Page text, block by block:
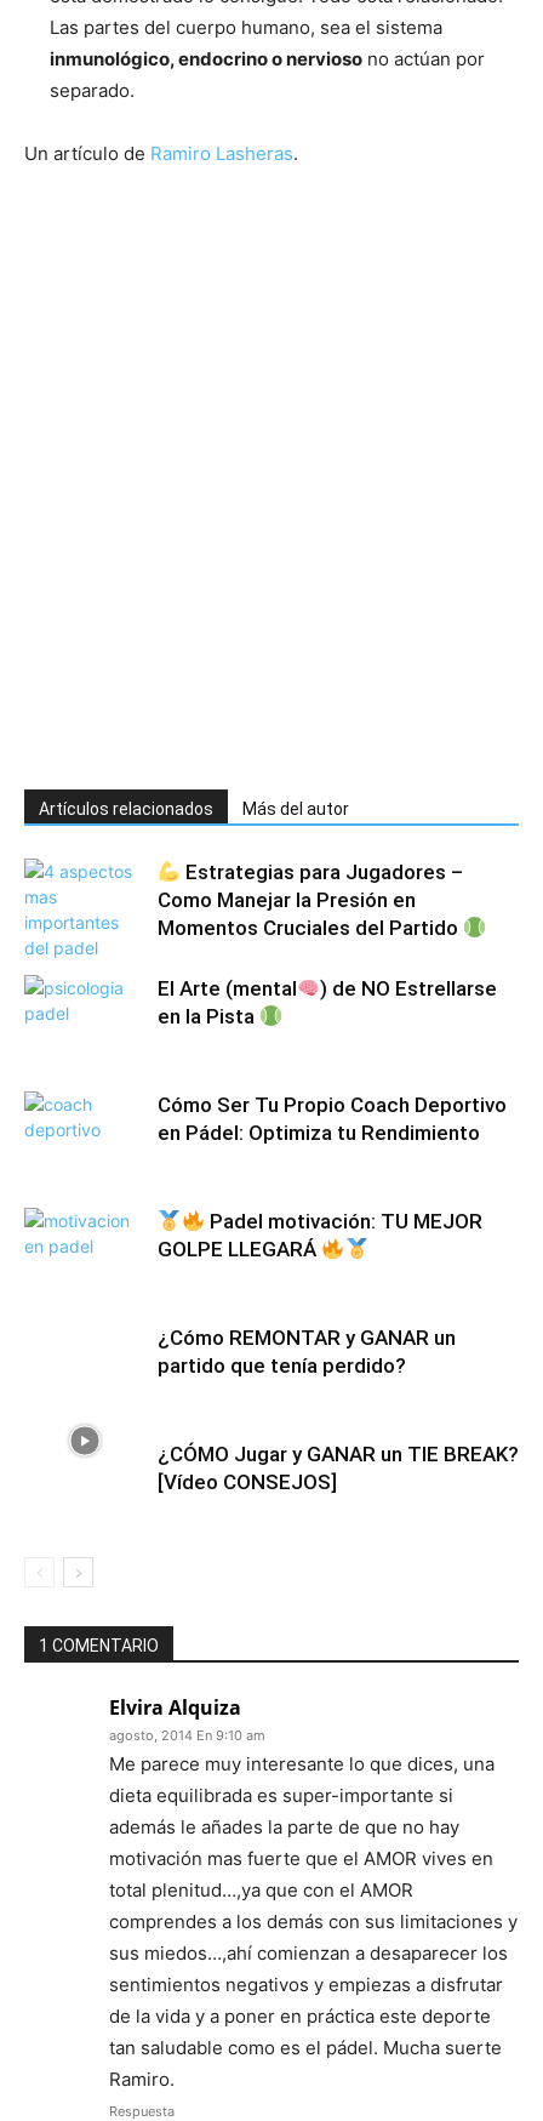
Las partes del cuerpo humano, sea el sistema
inmunológico, endocrino o nervioso no actúan por
separado.
Un artículo de Ramiro Lasheras.
Artículos relacionados Más del autor
Estrategias para Jugadores –
Como Manejar la Presión en
Momentos Cruciales del Partido
El Arte (mental
) de NO Estrellarse
en la Pista
Cómo Ser Tu Propio Coach Deportivo
en Pádel: Optimiza tu Rendimiento
Padel motivación: TU MEJOR
GOLPE LLEGARÁ
¿Cómo REMONTAR y GANAR un
partido que tenía perdido?
¿CÓMO Jugar y GANAR un TIE BREAK?
[Vídeo CONSEJOS]
1 COMENTARIO
Elvira Alquiza
agosto, 2014 En 9:10 am
Me parece muy interesante lo que dices, una
dieta equilibrada es super-importante si
además le añades la parte de que no hay
motivación mas fuerte que el AMOR vives en
total plenitud…,ya que con el AMOR
comprendes a los demás con sus limitaciones y
sus miedos…,ahí comienzan a desaparecer los
sentimientos negativos y empiezas a disfrutar
de la vida y a poner en práctica este deporte
tan saludable como es el pádel. Mucha suerte
Ramiro.
Respuesta